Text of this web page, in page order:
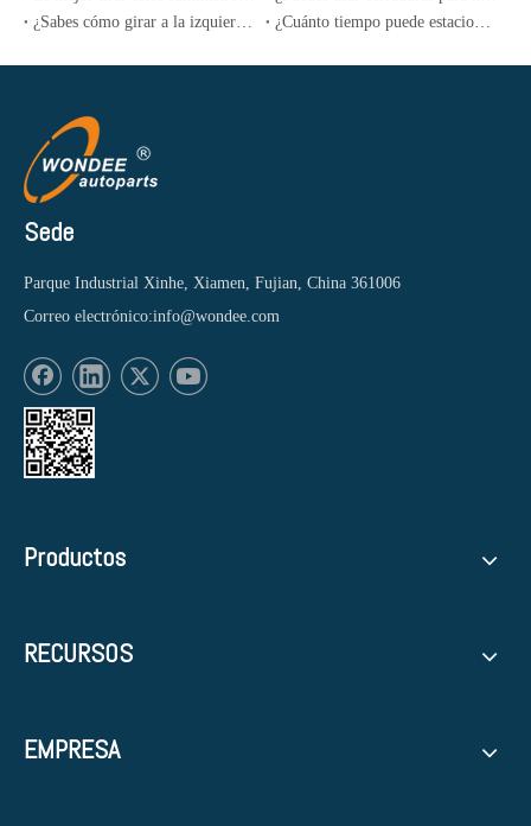
¿Sabes cómo girar a la izquierda en el área de espera? ¿Cuándo debo entrar?
¿Cuánto tiempo puede estacionar un automóvil y no conducir como máximo?
Sede
Parque Industrial Xinhe, Xiamen, Fujian, China 361006
Correo electrónico:info@wondee.com
Productos
RECURSOS
EMPRESA